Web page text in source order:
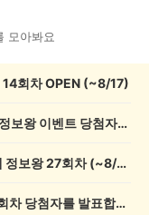
모아봐요
회차 OPEN (~8/17)
💰[당첨자 발표] 26회차 우리 동네 정보왕 이벤트 당첨자를 발표합니다!
💸 전원 2,000캐시 지급! 우리 동네 정보왕 27회차 (~8/10)
💰[당첨자 발표] 우리 동네 썰전 12회차 당첨자를 발표합니다!